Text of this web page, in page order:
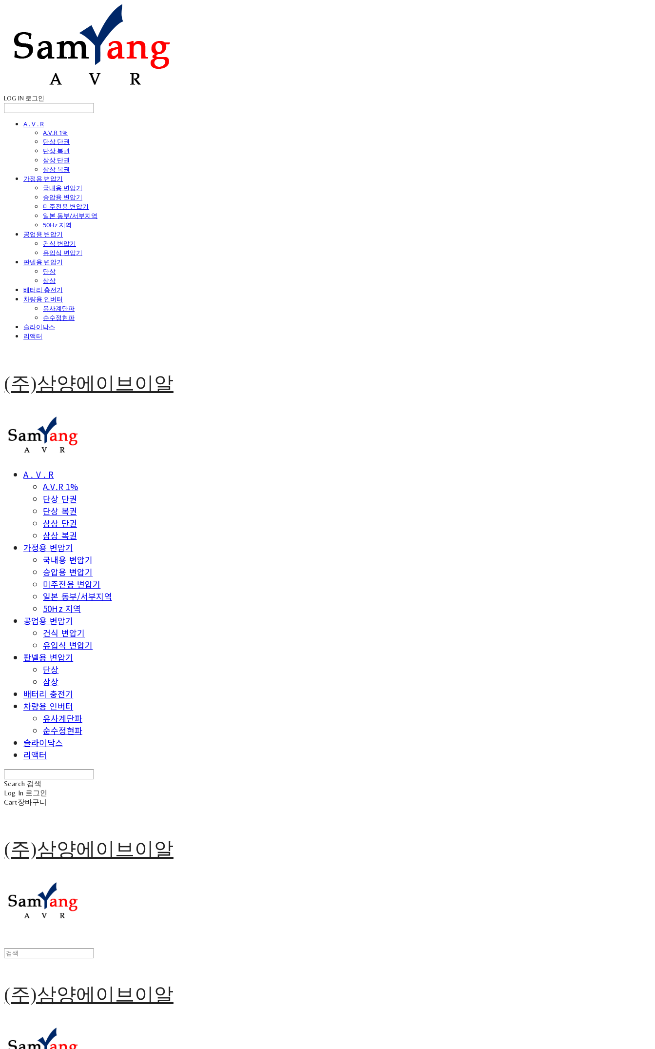
LOG IN 로그인
A . V . R
A.V.R 1%
단상 단권
단상 복권
삼상 단권
삼상 복권
가정용 변압기
국내용 변압기
승압용 변압기
미주전용 변압기
일본 동부/서부지역
50Hz 지역
공업용 변압기
건식 변압기
유입식 변압기
판넬용 변압기
단상
삼상
배터리 충전기
차량용 인버터
유사계단파
순수정현파
슬라이닥스
리액터
(주)삼양에이브이알
A . V . R
A.V.R 1%
단상 단권
단상 복권
삼상 단권
삼상 복권
가정용 변압기
국내용 변압기
승압용 변압기
미주전용 변압기
일본 동부/서부지역
50Hz 지역
공업용 변압기
건식 변압기
유입식 변압기
판넬용 변압기
단상
삼상
배터리 충전기
차량용 인버터
유사계단파
순수정현파
슬라이닥스
리액터
Search 검색
Log In 로그인
Cart장바구니
(주)삼양에이브이알
(주)삼양에이브이알